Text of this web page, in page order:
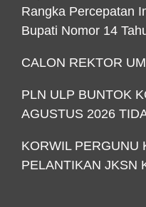
Rangka Percepatan
Bupati Nomor 14
CALON REKTOR
PLN ULP BUNTOK
AGUSTUS 2026
KORWIL PERGUNU
PELANTIKAN JKSN